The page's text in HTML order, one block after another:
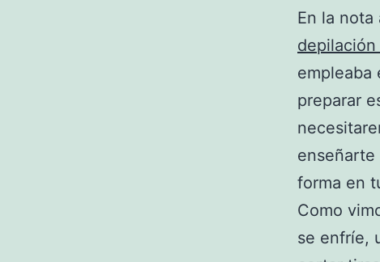
En la nota
depilación
empleaba
preparar
enseñarte
forma en
Como
se enfríe,